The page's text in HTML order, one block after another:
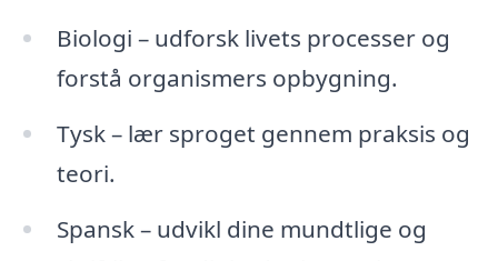
Biologi – udforsk livets processer og
forstå organismers opbygning.
Tysk – lær sproget gennem praksis og
teori.
Spansk – udvikl dine mundtlige og